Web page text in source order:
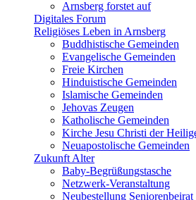
Arnsberg forstet auf
Digitales Forum
Religiöses Leben in Arnsberg
Buddhistische Gemeinden
Evangelische Gemeinden
Freie Kirchen
Hinduistische Gemeinden
Islamische Gemeinden
Jehovas Zeugen
Katholische Gemeinden
Kirche Jesu Christi der
Neuapostolische Gemeinden
Zukunft Alter
Baby-Begrüßungstasche
Netzwerk-Veranstaltung
Neubestellung Seniorenbeirat